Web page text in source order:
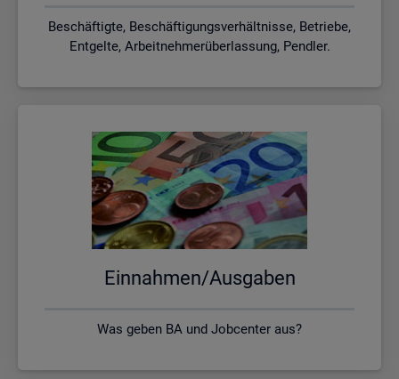
Beschäftigte, Beschäftigungsverhältnisse, Betriebe,
Entgelte, Arbeitnehmerüberlassung, Pendler.
Ein­nah­men/Aus­ga­ben
Was geben BA und Jobcenter aus?